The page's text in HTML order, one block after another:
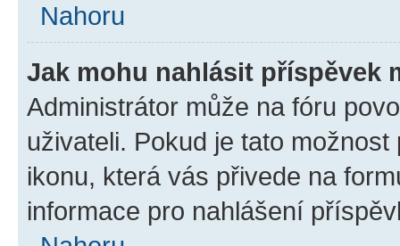
Nahoru
Jak mohu nahlásit příspěvek
Administrátor může na fóru
uživateli. Pokud je tato
ikonu, která vás přivede na
informace pro nahlášení